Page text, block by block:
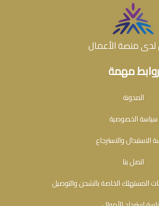
روابط مهمة
المدونة
سياسة الخصوصية
الاستبدال والاسترجاع
اتصل بنا
المستهلك الخاصة بالشحن والتوصيل
منصة الأعمال